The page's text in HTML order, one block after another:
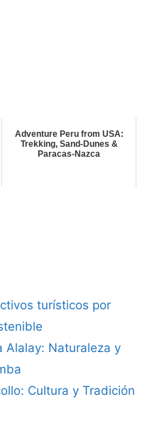
Adventure Peru from USA:
Trekking, Sand-Dunes &
Paracas-Nazca
turísticos por
Alalay: Naturaleza y
Cultura y Tradición